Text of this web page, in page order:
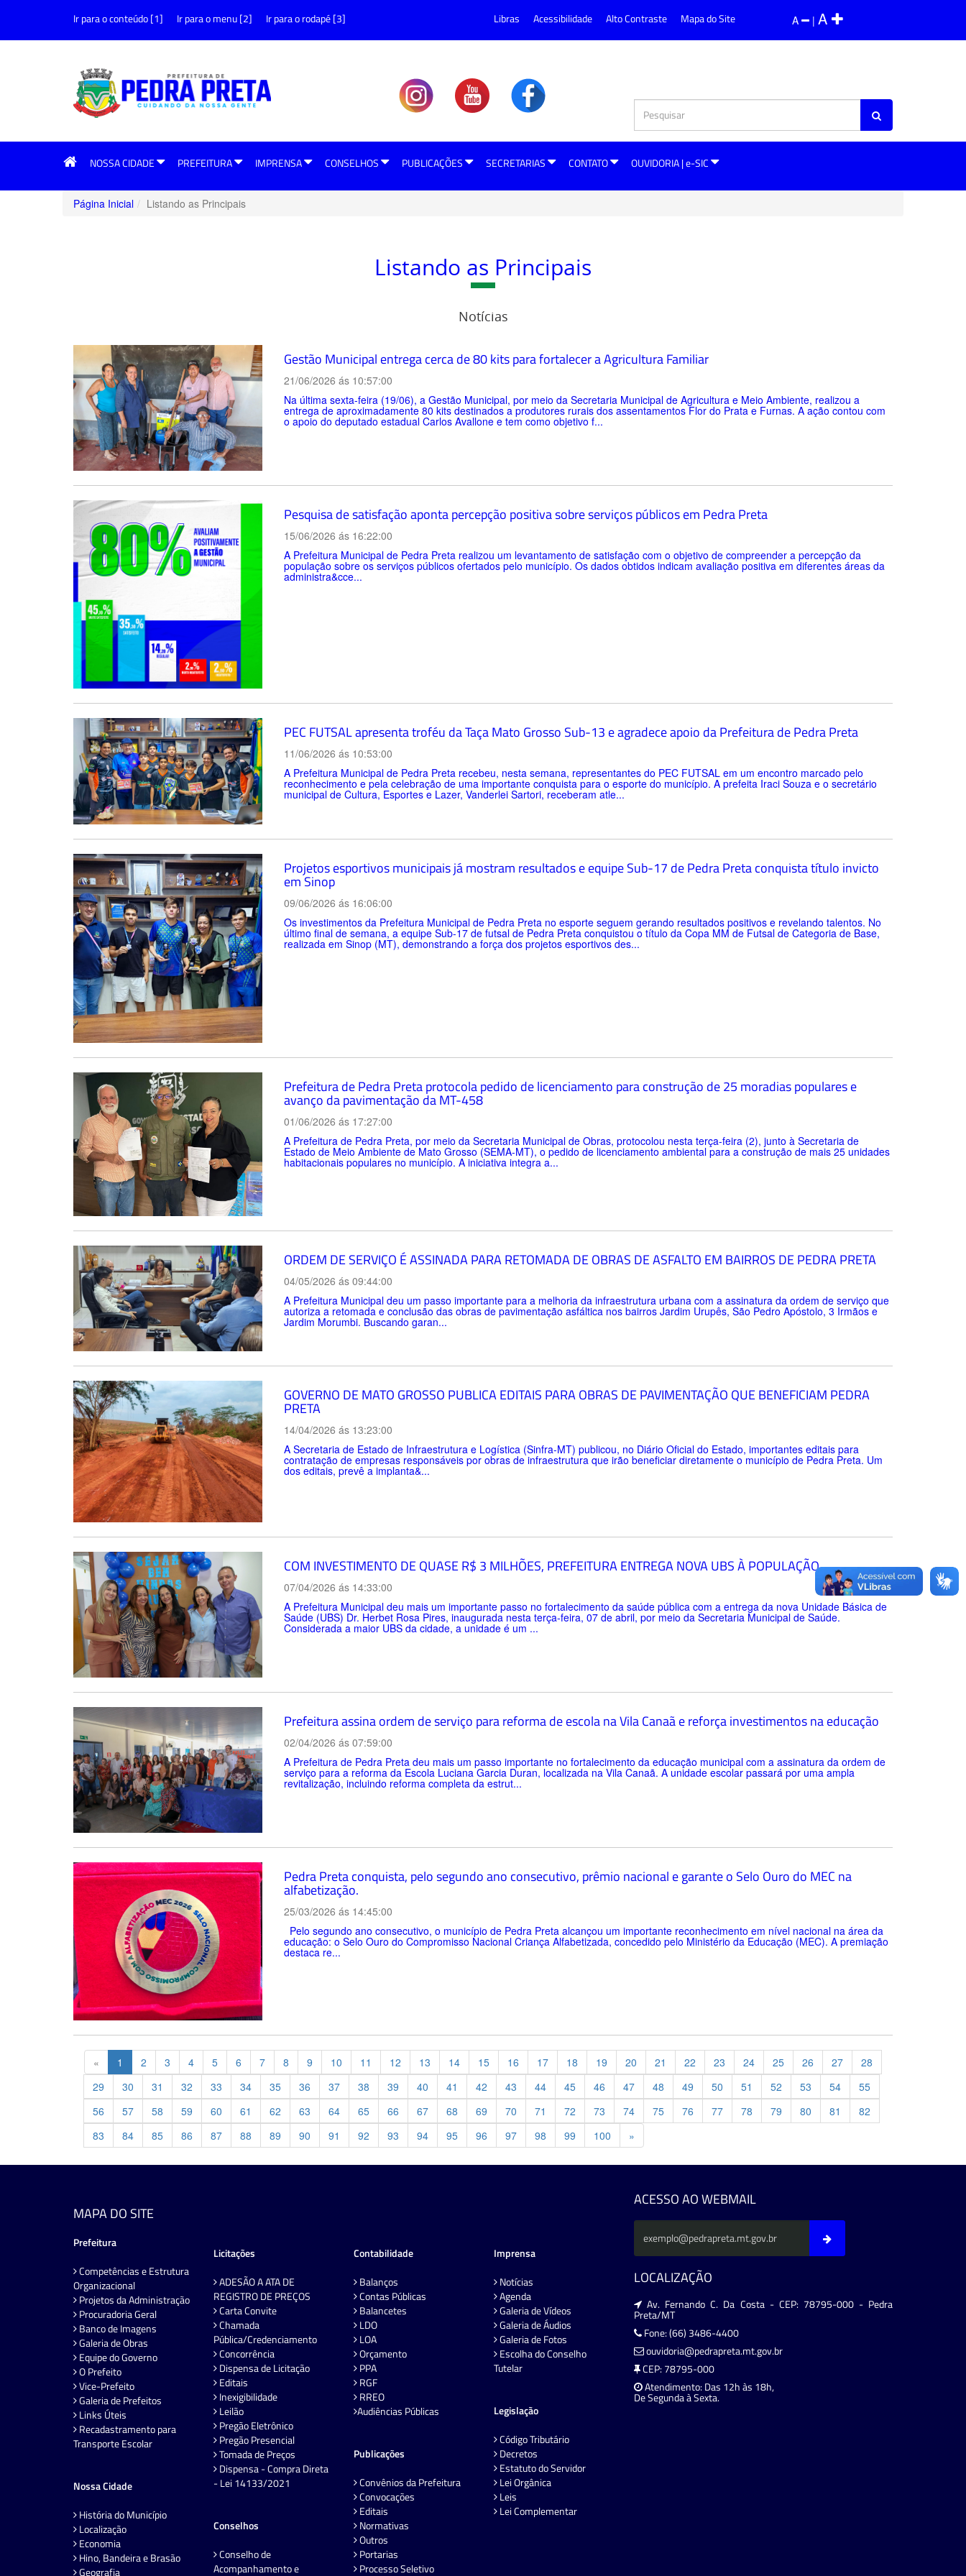
Ir para o conteúdo [1] Ir para o menu [2] Ir para o rodapé [3] A | A
Libras Acessibilidade Alto Contraste Mapa do Site
NOSSA CIDADE PREFEITURA IMPRENSA CONSELHOS PUBLICAÇÕES SECRETARIAS CONTATO OUVIDORIA | e-SIC
Página Inicial Listando as Principais
Listando as Principais
Notícias
Gestão Municipal entrega cerca de 80 kits para fortalecer a Agricultura Familiar
21/06/2026 ás 10:57:00
Na última sexta-feira (19/06), a Gestão Municipal, por meio da Secretaria Municipal de Agricultura e Meio Ambiente, realizou a
entrega de aproximadamente 80 kits destinados a produtores rurais dos assentamentos Flor do Prata e Furnas. A ação contou com
o apoio do deputado estadual Carlos Avallone e tem como objetivo f...
Pesquisa de satisfação aponta percepção positiva sobre serviços públicos em Pedra Preta
15/06/2026 ás 16:22:00
A Prefeitura Municipal de Pedra Preta realizou um levantamento de satisfação com o objetivo de compreender a percepção da
população sobre os serviços públicos ofertados pelo município. Os dados obtidos indicam avaliação positiva em diferentes áreas da
administra&cce...
PEC FUTSAL apresenta troféu da Taça Mato Grosso Sub-13 e agradece apoio da Prefeitura de Pedra Preta
11/06/2026 ás 10:53:00
A Prefeitura Municipal de Pedra Preta recebeu, nesta semana, representantes do PEC FUTSAL em um encontro marcado pelo
reconhecimento e pela celebração de uma importante conquista para o esporte do município. A prefeita Iraci Souza e o secretário
municipal de Cultura, Esportes e Lazer, Vanderlei Sartori, receberam atle...
Projetos esportivos municipais já mostram resultados e equipe Sub-17 de Pedra Preta conquista título invicto
em Sinop
09/06/2026 ás 16:06:00
Os investimentos da Prefeitura Municipal de Pedra Preta no esporte seguem gerando resultados positivos e revelando talentos. No
último final de semana, a equipe Sub-17 de futsal de Pedra Preta conquistou o título da Copa MM de Futsal de Categoria de Base,
realizada em Sinop (MT), demonstrando a força dos projetos esportivos des...
Prefeitura de Pedra Preta protocola pedido de licenciamento para construção de 25 moradias populares e
avanço da pavimentação da MT-458
01/06/2026 ás 17:27:00
A Prefeitura de Pedra Preta, por meio da Secretaria Municipal de Obras, protocolou nesta terça-feira (2), junto à Secretaria de
Estado de Meio Ambiente de Mato Grosso (SEMA-MT), o pedido de licenciamento ambiental para a construção de mais 25 unidades
habitacionais populares no município. A iniciativa integra a...
ORDEM DE SERVIÇO É ASSINADA PARA RETOMADA DE OBRAS DE ASFALTO EM BAIRROS DE PEDRA PRETA
04/05/2026 ás 09:44:00
A Prefeitura Municipal deu um passo importante para a melhoria da infraestrutura urbana com a assinatura da ordem de serviço que
autoriza a retomada e conclusão das obras de pavimentação asfáltica nos bairros Jardim Urupês, São Pedro Apóstolo, 3 Irmãos e
Jardim Morumbi. Buscando garan...
GOVERNO DE MATO GROSSO PUBLICA EDITAIS PARA OBRAS DE PAVIMENTAÇÃO QUE BENEFICIAM PEDRA
PRETA
14/04/2026 ás 13:23:00
A Secretaria de Estado de Infraestrutura e Logística (Sinfra-MT) publicou, no Diário Oficial do Estado, importantes editais para
contratação de empresas responsáveis por obras de infraestrutura que irão beneficiar diretamente o município de Pedra Preta. Um
dos editais, prevê a implanta&...
COM INVESTIMENTO DE QUASE R$ 3 MILHÕES, PREFEITURA ENTREGA NOVA UBS À POPULAÇÃO
07/04/2026 ás 14:33:00
A Prefeitura Municipal deu mais um importante passo no fortalecimento da saúde pública com a entrega da nova Unidade Básica de
Saúde (UBS) Dr. Herbet Rosa Pires, inaugurada nesta terça-feira, 07 de abril, por meio da Secretaria Municipal de Saúde.
Considerada a maior UBS da cidade, a unidade é um ...
Prefeitura assina ordem de serviço para reforma de escola na Vila Canaã e reforça investimentos na educação
02/04/2026 ás 07:59:00
A Prefeitura de Pedra Preta deu mais um passo importante no fortalecimento da educação municipal com a assinatura da ordem de
serviço para a reforma da Escola Luciana Garcia Duran, localizada na Vila Canaã. A unidade escolar passará por uma ampla
revitalização, incluindo reforma completa da estrut...
Pedra Preta conquista, pelo segundo ano consecutivo, prêmio nacional e garante o Selo Ouro do MEC na
alfabetização.
25/03/2026 ás 14:45:00
Pelo segundo ano consecutivo, o município de Pedra Preta alcançou um importante reconhecimento em nível nacional na área da
educação: o Selo Ouro do Compromisso Nacional Criança Alfabetizada, concedido pelo Ministério da Educação (MEC). A premiação
destaca re...
« Previous
1 2 3 4 5 6 7 8 9 10 11 12 13 14 15 16 17 18 19 20 21 22 23 24 25 26 27
28
29
30 31 32 33 34 35 36 37 38 39 40 41 42 43 44 45 46 47 48 49 50 51 52 53 54
55
56
57 58 59 60 61 62 63 64 65 66 67 68 69 70 71 72 73 74 75 76 77 78 79 80 81
82
83
84 85 86 87 88 89 90 91 92 93 94 95 96 97 98 99 100 »
MAPA DO SITE
Prefeitura
Competências e Estrutura
Organizacional
Projetos da Administração
Procuradoria Geral
Banco de Imagens
Galeria de Obras
Equipe do Governo
O Prefeito
Vice-Prefeito
Galeria de Prefeitos
Links Úteis
Recadastramento para
Transporte Escolar
Nossa Cidade
História do Município
Localização
Economia
Hino, Bandeira e Brasão
Geografia
Licitações
ADESÃO A ATA DE
REGISTRO DE PREÇOS
Carta Convite
Chamada
Pública/Credenciamento
Concorrência
Dispensa de Licitação
Editais
Inexigibilidade
Leilão
Pregão Eletrônico
Pregão Presencial
Tomada de Preços
Dispensa - Compra Direta
- Lei 14133/2021
Conselhos
Conselho de
Acompanhamento e
Contabilidade
Balanços
Contas Públicas
Balancetes
LDO
LOA
Orçamento
PPA
RGF
RREO
Audiências Públicas
Publicações
Convênios da Prefeitura
Convocações
Editais
Normativas
Outros
Portarias
Processo Seletivo
Imprensa
Notícias
Agenda
Galeria de Vídeos
Galeria de Áudios
Galeria de Fotos
Escolha do Conselho
Tutelar
Legislação
Código Tributário
Decretos
Estatuto do Servidor
Lei Orgânica
Leis
Lei Complementar
ACESSO AO WEBMAIL
LOCALIZAÇÃO
Av. Fernando C. Da Costa - CEP: 78795-000 - Pedra
Preta/MT
Fone: (66) 3486-4400
ouvidoria@pedrapreta.mt.gov.br
CEP: 78795-000
Atendimento: Das 12h às 18h,
De Segunda à Sexta.